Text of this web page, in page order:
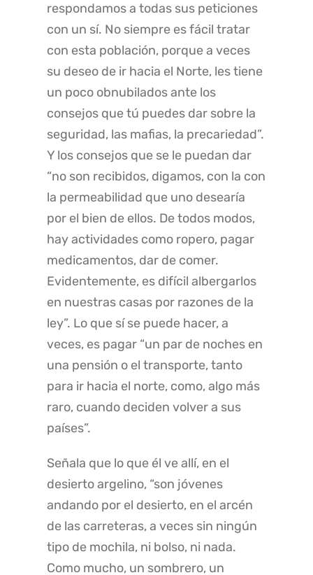
respondamos a todas sus peticiones
con un sí. No siempre es fácil tratar
con esta población, porque a veces
su deseo de ir hacia el Norte, les tiene
un poco obnubilados ante los
consejos que tú puedes dar sobre la
seguridad, las mafias, la precariedad”.
Y los consejos que se le puedan dar
“no son recibidos, digamos, con la con
la permeabilidad que uno desearía
por el bien de ellos. De todos modos,
hay actividades como ropero, pagar
medicamentos, dar de comer.
Evidentemente, es difícil albergarlos
en nuestras casas por razones de la
ley”. Lo que sí se puede hacer, a
veces, es pagar “un par de noches en
una pensión o el transporte, tanto
para ir hacia el norte, como, algo más
raro, cuando deciden volver a sus
países”.
Señala que lo que él ve allí, en el
desierto argelino, “son jóvenes
andando por el desierto, en el arcén
de las carreteras, a veces sin ningún
tipo de mochila, ni bolso, ni nada.
Como mucho, un sombrero, un